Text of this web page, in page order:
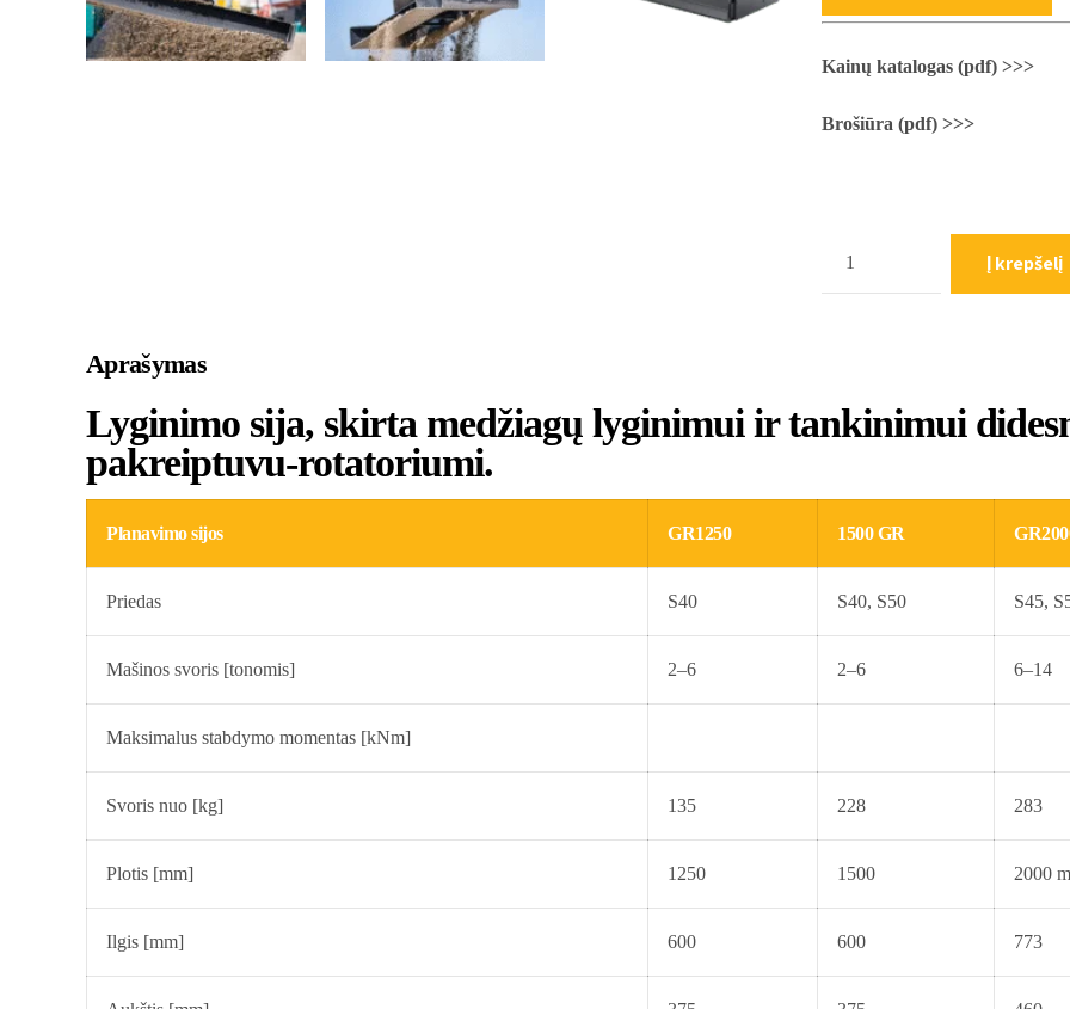
Kainų katalogas (pdf) >>>
Brošiūra (pdf) >>>
Į krepšelį
Aprašymas
Lyginimo sija, skirta medžiagų lyginimui ir tankinimui
pakreiptuvu-rotatoriumi.
Planavimo sijos GR1250 1500 GR
Priedas S40 S40, S50 S45,
Mašinos svoris [tonomis] 2–6 2–6 6–14
Maksimalus stabdymo momentas [kNm]
Svoris nuo [kg] 135 228 283
Plotis [mm] 1250 1500 2000
Ilgis [mm] 600 600 773